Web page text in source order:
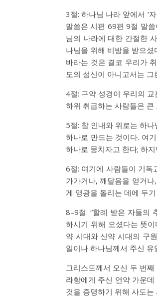
3절: 하나님 나라 앞에서 ‘
말씀은 시편 69편 9절 말
님의 나라에 대한 간절한
나님을 위해 비방을 받으
바라는 것은 결코 우리가
도의 성신이 아니고서는
4절: 구약 성경이 우리의
하위 취급하는 사람들은
5절: 참 인내와 위로는 하
하나로 만드는 것이다. 여
하나로 뭉치자고 한다; 하
6절: 여기에 사람들이 기독
가가거나, 깨달음을 얻거
게 영광을 돌리는 데에 두
8–9절: “할례 받은 자들의
하시기 위해 오셨다는 뜻이
약 시대와 신약 시대의 구
일이나 하나님께서 주신 유
그리스도께서 오신 두 번
라함에게 주신 언약 가운
것을 증명하기 위해 사도